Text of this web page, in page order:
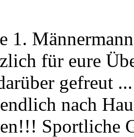
1.
für eure
gefreut
nach
Sportliche